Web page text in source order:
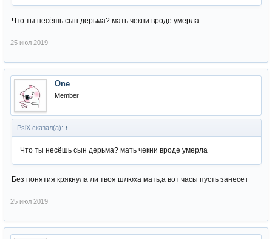
Что ты несёшь сын дерьма? мать чекни вроде умерла
25 июл 2019
One
Member
PsiX сказал(а): ↑
Что ты несёшь сын дерьма? мать чекни вроде умерла
Без понятия крякнула ли твоя шлюха мать,а вот часы пусть занесет
25 июл 2019